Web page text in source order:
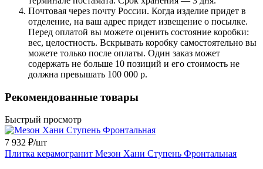
Почтовая через почту России. Когда изделие придет в
отделение, на ваш адрес придет извещение о посылке.
Перед оплатой вы можете оценить состояние коробки:
вес, целостность. Вскрывать коробку самостоятельно вы
можете только после оплаты. Один заказ может
содержать не больше 10 позиций и его стоимость не
должна превышать 100 000 р.
Рекомендованные товары
Быстрый просмотр
7 932 ₽/шт
Плитка керамогранит Мезон Хани Ступень Фронтальная